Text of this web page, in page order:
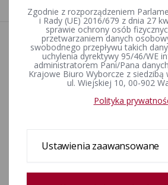
Aktualności
Informacje
Wyjaśnienia, stanowiska,
Uchwały
Postanowienia
Konkurs „Wybieram
Zgodnie z rozporządzeniem
i Rady (UE) 2016/679 z dnia 27
sprawie ochrony osób
przetwarzaniem danych
swobodnego przepływu takich
uchylenia dyrektywy 95/46/WE
administratorem Pani/Pana
Krajowe Biuro Wyborcze z siedzibą
ul. Wiejskiej 10, 00-902
Polityka
Ustawienia zaawansowane